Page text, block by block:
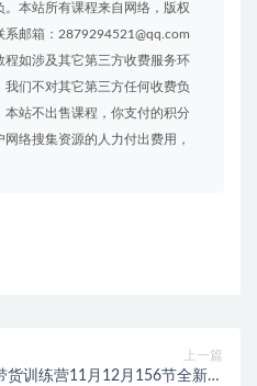
本站所有课程来自网络，版权
邮箱：2879294521@qq.com
如涉及其它第三方收费服务环
们不对其它第三方任何收费负
站不出售课程，你支付的积分
络搜集资源的人力付出费用，
上一篇
货训练营11月12月156节全新版